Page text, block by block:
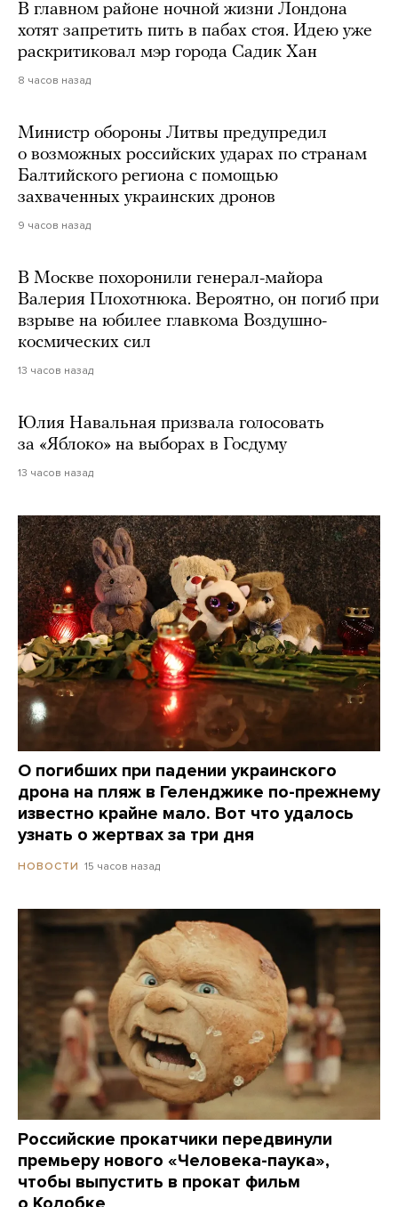
В главном районе ночной жизни Лондона
хотят запретить пить в пабах стоя. Идею уже
раскритиковал мэр города Садик Хан
8 часов назад
Министр обороны Литвы предупредил
о возможных российских ударах по странам
Балтийского региона с помощью
захваченных украинских дронов
9 часов назад
В Москве похоронили генерал-майора
Валерия Плохотнюка. Вероятно, он погиб при
взрыве на юбилее главкома Воздушно-
космических сил
13 часов назад
Юлия Навальная призвала голосовать
за «Яблоко» на выборах в Госдуму
13 часов назад
О погибших при падении украинского
дрона на пляж в Геленджике по-прежнему
известно крайне мало. Вот что удалось
узнать о жертвах за три дня
НОВОСТИ 15 часов назад
Российские прокатчики передвинули
премьеру нового «Человека-паука»,
чтобы выпустить в прокат фильм